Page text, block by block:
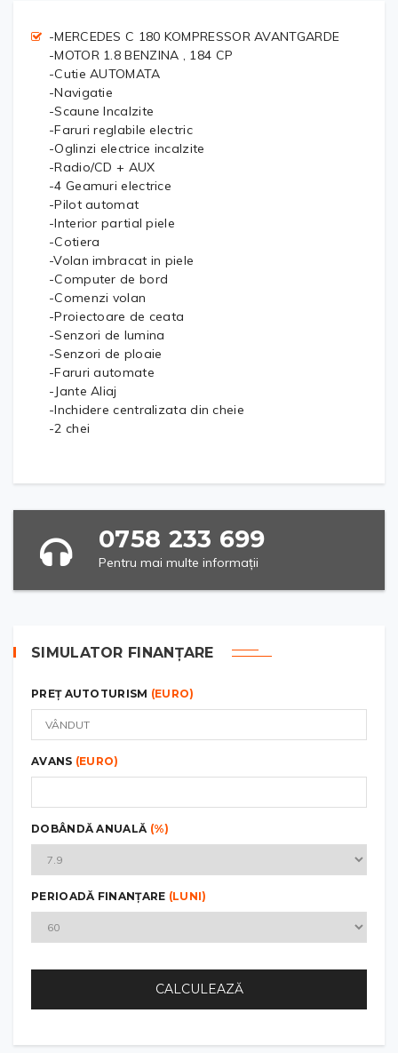
-MERCEDES C 180 KOMPRESSOR AVANTGARDE
-MOTOR 1.8 BENZINA , 184 CP
-Cutie AUTOMATA
-Navigatie
-Scaune Incalzite
-Faruri reglabile electric
-Oglinzi electrice incalzite
-Radio/CD + AUX
-4 Geamuri electrice
-Pilot automat
-Interior partial piele
-Cotiera
-Volan imbracat in piele
-Computer de bord
-Comenzi volan
-Proiectoare de ceata
-Senzori de lumina
-Senzori de ploaie
-Faruri automate
-Jante Aliaj
-Inchidere centralizata din cheie
-2 chei
0758 233 699
Pentru mai multe informații
SIMULATOR FINANȚARE
PREȚ AUTOTURISM (EURO)
AVANS (EURO)
DOBÂNDĂ ANUALĂ (%)
PERIOADĂ FINANȚARE (LUNI)
CALCULEAZĂ